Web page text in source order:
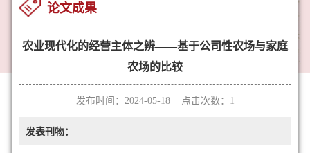
论文成果
农业现代化的经营主体之辨——基于公司性农场与家庭
农场的比较
发布时间：2024-05-18 点击次数： 1
发表刊物：